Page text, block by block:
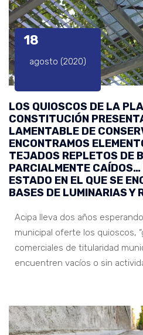
18
agosto (2020)
LOS QUIOSCOS DE LA
CONSTITUCIÓN
LAMENTABLE DE
ENCONTRAMOS
TEJADOS REPLETOS DE
PARCIALMENTE
ESTADO EN EL QUE SE
BASES DE LUMINARIAS Y
Acipa lleva dos años
municipal oferte los quioscos,
comerciales de titularidad
encuentren vacíos o sin